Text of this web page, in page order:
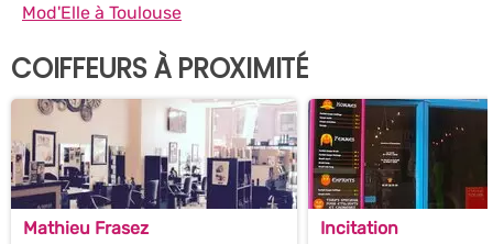
Mod'Elle à Toulouse
COIFFEURS À PROXIMITÉ
Mathieu Frasez Incitation